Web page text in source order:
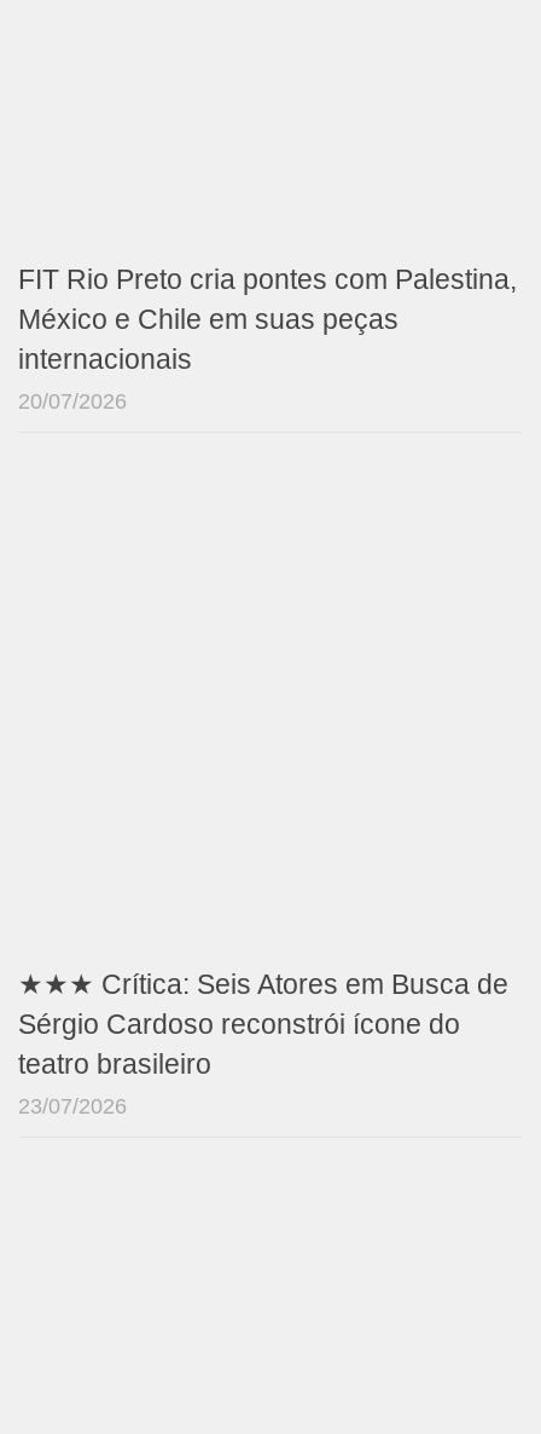
FIT Rio Preto cria pontes com Palestina,
México e Chile em suas peças
internacionais
20/07/2026
★★★ Crítica: Seis Atores em Busca de
Sérgio Cardoso reconstrói ícone do
teatro brasileiro
23/07/2026